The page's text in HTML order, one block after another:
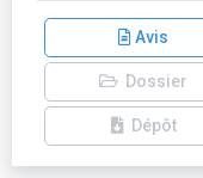
Avis
Dossier
Dépôt